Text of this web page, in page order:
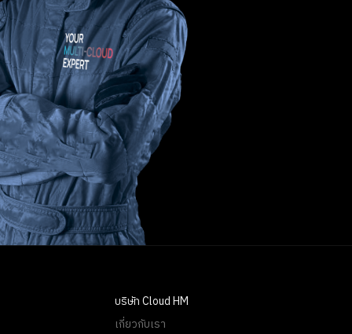
บริษัท Cloud HM
เกี่ยวกับเรา